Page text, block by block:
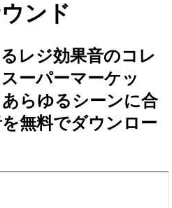
ンド
レジ効果音のコレ
ーパーマーケッ
あらゆるシーンに合
無料でダウンロー